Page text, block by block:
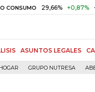
29,66% +0,87% +3,02%
ASUNTOS LEGALES
GRUPO NUTRESA